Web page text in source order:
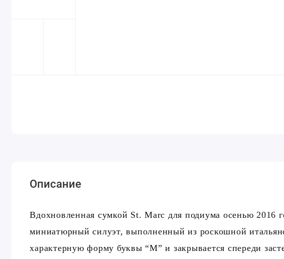
Описание
Вдохновленная сумкой St. Marc для подиума осенью 2016
миниатюрный силуэт, выполненный из роскошной
характерную форму буквы “М” и закрывается спереди